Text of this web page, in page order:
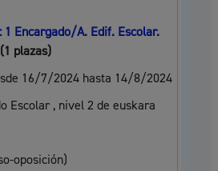
Encargado/A. Edif. Escolar.
plazas)
16/7/2024 hasta 14/8/2024
Escolar , nivel 2 de euskara
oposición)